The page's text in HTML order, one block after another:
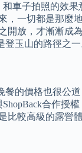
車子拍照的效
，一切都是那麼
開放，才漸漸成
玉山的路徑之一
的價格也很公
合作授
比較高級的露營體